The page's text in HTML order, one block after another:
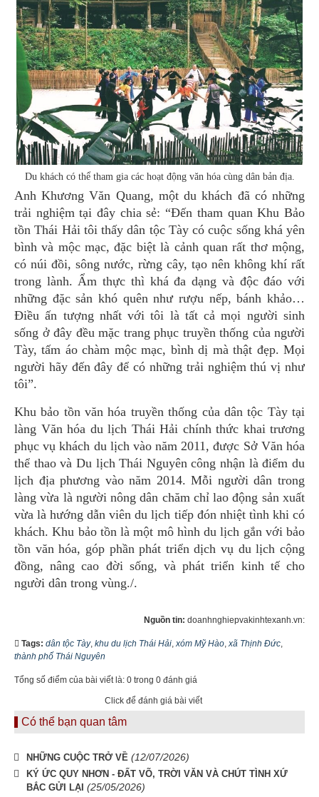
Du khách có thể tham gia các hoạt động văn hóa cùng dân bản địa.
Anh Khương Văn Quang, một du khách đã có những
trải nghiệm tại đây chia sẻ: “Đến tham quan Khu Bảo
tồn Thái Hải tôi thấy dân tộc Tày có cuộc sống khá yên
bình và mộc mạc, đặc biệt là cảnh quan rất thơ mộng,
có núi đồi, sông nước, rừng cây, tạo nên không khí rất
trong lành. Ẩm thực thì khá đa dạng và độc đáo với
những đặc sản khó quên như rượu nếp, bánh khảo…
Điều ấn tượng nhất với tôi là tất cả mọi người sinh
sống ở đây đều mặc trang phục truyền thống của người
Tày, tấm áo chàm mộc mạc, bình dị mà thật đẹp. Mọi
người hãy đến đây để có những trải nghiệm thú vị như
tôi”.
Khu bảo tồn văn hóa truyền thống của dân tộc Tày tại
làng Văn hóa du lịch Thái Hải chính thức khai trương
phục vụ khách du lịch vào năm 2011, được Sở Văn hóa
thể thao và Du lịch Thái Nguyên công nhận là điểm du
lịch địa phương vào năm 2014. Mỗi người dân trong
làng vừa là người nông dân chăm chỉ lao động sản xuất
vừa là hướng dẫn viên du lịch tiếp đón nhiệt tình khi có
khách. Khu bảo tồn là một mô hình du lịch gắn với bảo
tồn văn hóa, góp phần phát triển dịch vụ du lịch cộng
đồng, nâng cao đời sống, và phát triển kinh tế cho
người dân trong vùng./.
Nguồn tin: doanhnghiepvakinhtexanh.vn:
Tags: dân tộc Tày, khu du lịch Thái Hải,xóm Mỹ Hào,xã Thịnh Đức,
thành phố Thái Nguyên
Tổng số điểm của bài viết là: 0 trong 0 đánh giá
Click để đánh giá bài viết
Có thể bạn quan tâm
NHỮNG CUỘC TRỞ VỀ (12/07/2026)
KÝ ỨC QUY NHƠN - ĐẤT VÕ, TRỜI VĂN VÀ CHÚT TÌNH XỨ
BẮC GỬI LẠI (25/05/2026)